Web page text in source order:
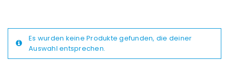
Es wurden keine Produkte gefunden, die deiner
Auswahl entsprechen.